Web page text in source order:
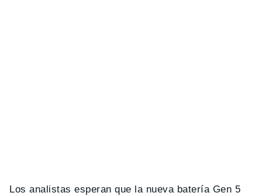
Los analistas esperan que la nueva batería Gen 5